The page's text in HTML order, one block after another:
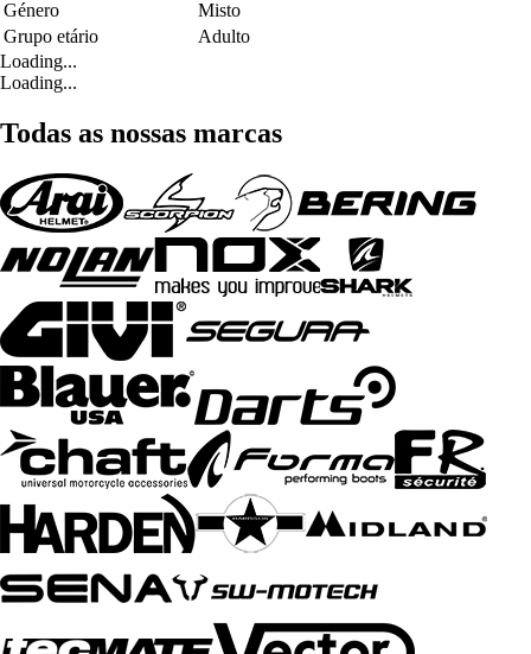
Género
Misto
Grupo etário
Adulto
Loading...
Loading...
Todas as nossas marcas